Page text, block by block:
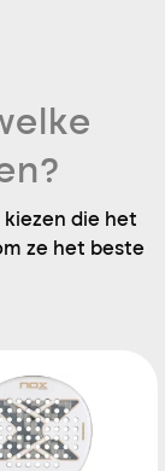
die het
ze het beste